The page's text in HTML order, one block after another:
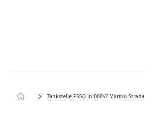
Tankstelle ESSO in 00047 Marino